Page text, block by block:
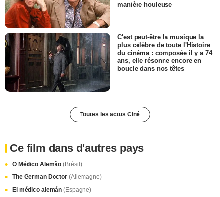
manière houleuse
C'est peut-être la musique la
plus célèbre de toute l'Histoire
du cinéma : composée il y a 74
ans, elle résonne encore en
boucle dans nos têtes
Toutes les actus Ciné
Ce film dans d'autres pays
O Médico Alemão (Brésil)
The German Doctor (Allemagne)
El médico alemán (Espagne)